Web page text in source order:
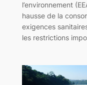
l’environnement
hausse de la
exigences
les restrictions